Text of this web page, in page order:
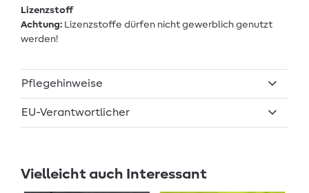
Lizenzstoff
Achtung: Lizenzstoffe dürfen nicht gewerblich genutzt
werden!
Pflegehinweise
EU-Verantwortlicher
Vielleicht auch Interessant